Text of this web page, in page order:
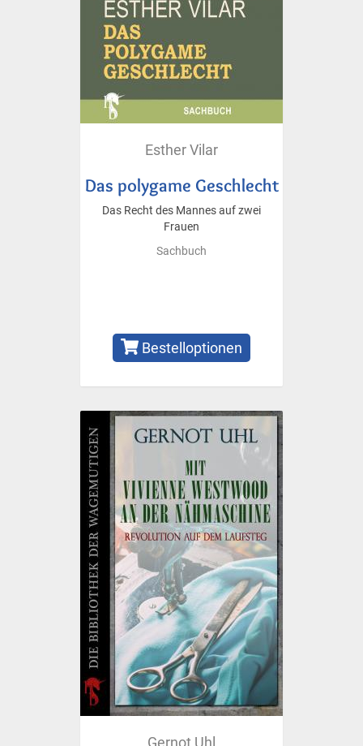
Esther Vilar
Das polygame Geschlecht
Das Recht des Mannes auf zwei
Frauen
Sachbuch
Bestelloptionen
Gernot Uhl